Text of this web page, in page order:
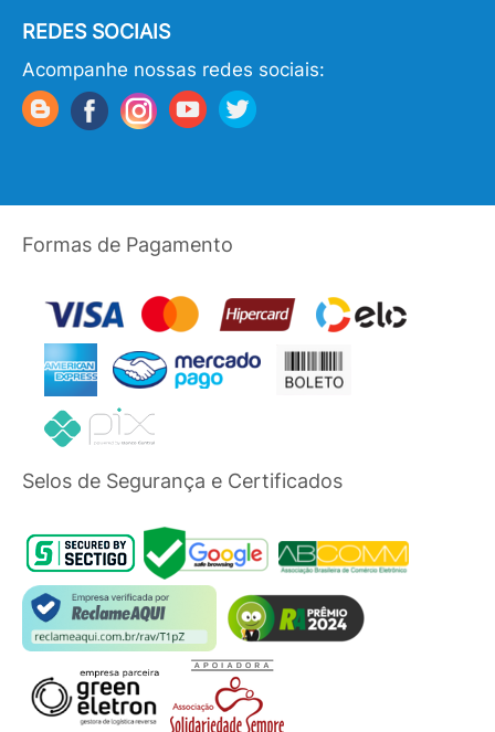
REDES SOCIAIS
Acompanhe nossas redes sociais:
Formas de Pagamento
Selos de Segurança e Certificados